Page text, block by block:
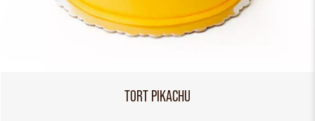
TORT PIKACHU